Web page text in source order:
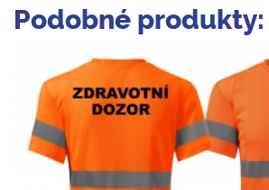
Podobné produkty: